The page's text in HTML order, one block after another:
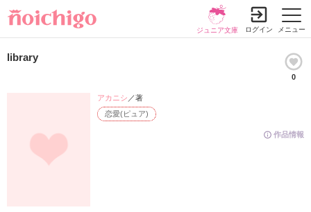
メニュー
ジュニア文庫 ログイン
library
0
作品情報
恋愛(ピュア)
アカニシ ／著